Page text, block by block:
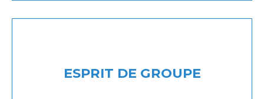
ESPRIT DE GROUPE